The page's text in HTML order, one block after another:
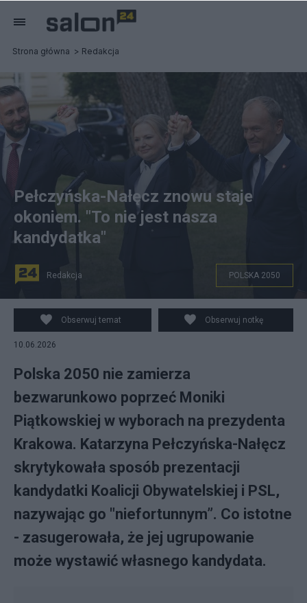
Strona główna Redakcja
Pełczyńska-Nałęcz znowu staje
okoniem. "To nie jest nasza
kandydatka"
Redakcja POLSKA 2050
Obserwuj temat Obserwuj notkę
10.06.2026
Polska 2050 nie zamierza
bezwarunkowo poprzeć Moniki
Piątkowskiej w wyborach na prezydenta
Krakowa. Katarzyna Pełczyńska-Nałęcz
skrytykowała sposób prezentacji
kandydatki Koalicji Obywatelskiej i PSL,
nazywając go "niefortunnym”. Co istotne
- zasugerowała, że jej ugrupowanie
może wystawić własnego kandydata.